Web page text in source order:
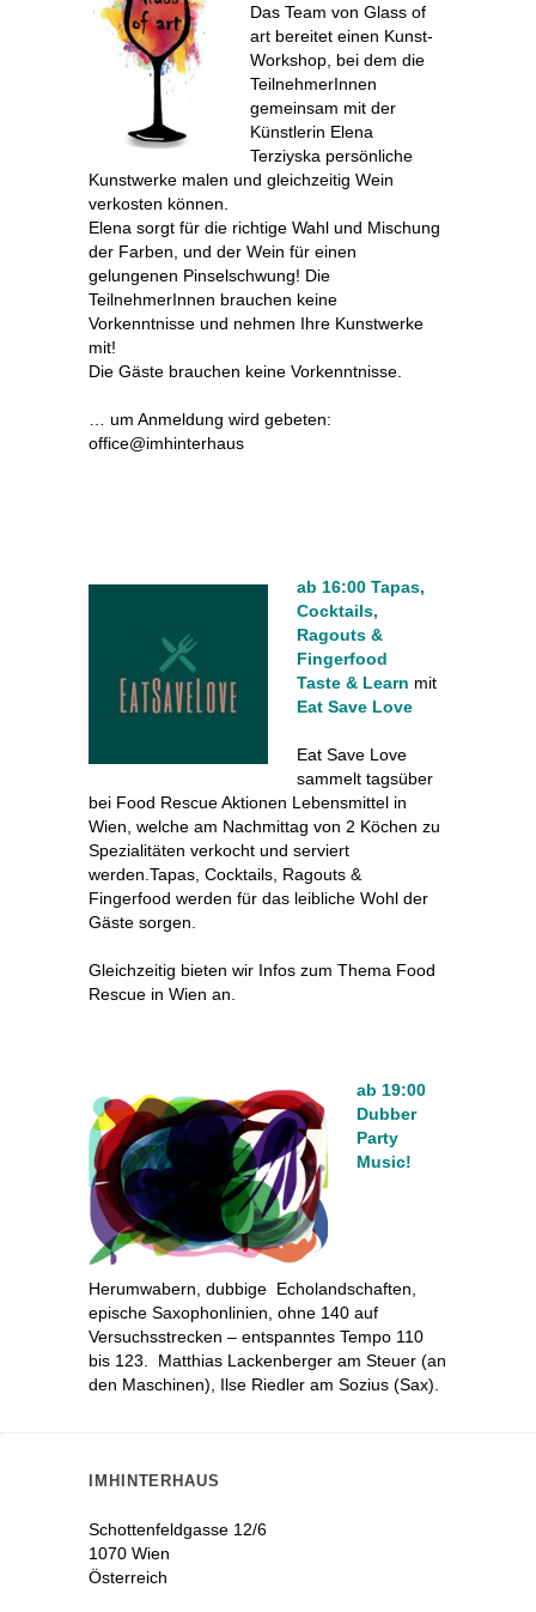
Das Team von Glass of
art bereitet einen Kunst-
Workshop, bei dem die
TeilnehmerInnen
gemeinsam mit der
Künstlerin Elena
Terziyska persönliche
Kunstwerke malen und gleichzeitig Wein
verkosten können.
Elena sorgt für die richtige Wahl und Mischung
der Farben, und der Wein für einen
gelungenen Pinselschwung! Die
TeilnehmerInnen brauchen keine
Vorkenntnisse und nehmen Ihre Kunstwerke
mit!
Die Gäste brauchen keine Vorkenntnisse.
… um Anmeldung wird gebeten:
office@imhinterhaus
ab 16:00 Tapas,
Cocktails,
Ragouts &
Fingerfood
Taste & Learn mit
Eat Save Love
Eat Save Love
sammelt tagsüber
bei Food Rescue Aktionen Lebensmittel in
Wien, welche am Nachmittag von 2 Köchen zu
Spezialitäten verkocht und serviert
werden.Tapas, Cocktails, Ragouts &
Fingerfood werden für das leibliche Wohl der
Gäste sorgen.
Gleichzeitig bieten wir Infos zum Thema Food
Rescue in Wien an.
ab 19:00
Dubber
Party
Music!
Herumwabern, dubbige Echolandschaften,
epische Saxophonlinien, ohne 140 auf
Versuchsstrecken – entspanntes Tempo 110
bis 123.
Matthias Lackenberger am Steuer (an
den Maschinen), Ilse Riedler am Sozius (Sax).
IMHINTERHAUS
Schottenfeldgasse 12/6
1070 Wien
Österreich